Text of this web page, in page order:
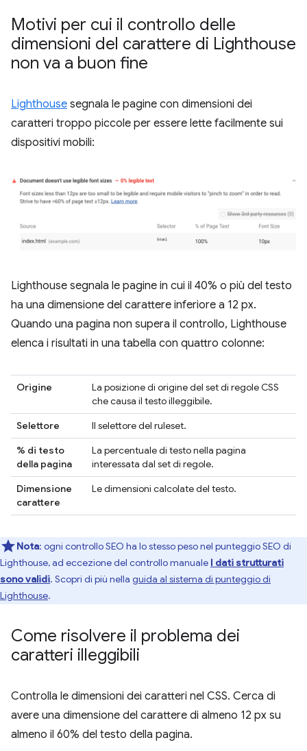
Motivi per cui il controllo delle
dimensioni del carattere di Lighthouse
non va a buon fine
Lighthouse segnala le pagine con dimensioni dei
caratteri troppo piccole per essere lette facilmente sui
dispositivi mobili:
Lighthouse segnala le pagine in cui il 40% o più del testo
ha una dimensione del carattere inferiore a 12 px.
Quando una pagina non supera il controllo, Lighthouse
elenca i risultati in una tabella con quattro colonne:
Origine
La posizione di origine del set di regole CSS
che causa il testo illeggibile.
Selettore
Il selettore del ruleset.
% di testo
della pagina
La percentuale di testo nella pagina
interessata dal set di regole.
Dimensione
carattere
Le dimensioni calcolate del testo.
Nota: ogni controllo SEO ha lo stesso peso nel punteggio SEO di
Lighthouse, ad eccezione del controllo manuale I dati strutturati
sono validi. Scopri di più nella guida al sistema di punteggio di
Lighthouse.
Come risolvere il problema dei
caratteri illeggibili
Controlla le dimensioni dei caratteri nel CSS. Cerca di
avere una dimensione del carattere di almeno 12 px su
almeno il 60% del testo della pagina.